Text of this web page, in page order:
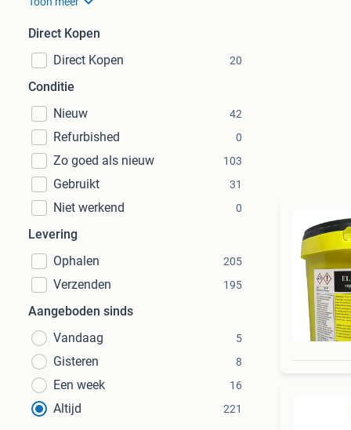
Direct Kopen
Direct Kopen
20
Conditie
Nieuw
42
Refurbished 0
Zo goed als nieuw 103
Gebruikt 31
Niet werkend 0
Levering
Ophalen
205
Verzenden 195
Aangeboden sinds
Vandaag
5
Gisteren 8
Een week 16
Altijd 221